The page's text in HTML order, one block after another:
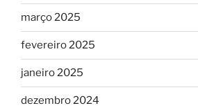
março 2025
fevereiro 2025
janeiro 2025
dezembro 2024